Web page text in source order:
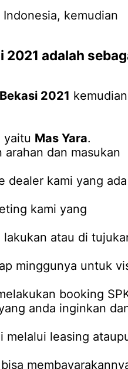
kemudian
2021 adalah
2021
yaitu Mas Yara.
dan masukan
dealer kami yang
kami yang
atau di
minggunya untuk
booking
anda inginkan
melalui leasing